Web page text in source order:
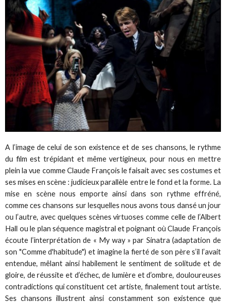
A l’image de celui de son existence et de ses chansons, le rythme
du film est trépidant et même vertigineux, pour nous en mettre
plein la vue comme Claude François le faisait avec ses costumes et
ses mises en scène : judicieux parallèle entre le fond et la forme. La
mise en scène nous emporte ainsi dans son rythme effréné,
comme ces chansons sur lesquelles nous avons tous dansé un jour
ou l’autre, avec quelques scènes virtuoses comme celle de l’Albert
Hall ou le plan séquence magistral et poignant où Claude François
écoute l’interprétation de « My way » par Sinatra (adaptation de
son "Comme d'habitude") et imagine la fierté de son père s’il l’avait
entendue, mêlant ainsi habilement le sentiment de solitude et de
gloire, de réussite et d’échec, de lumière et d’ombre, douloureuses
contradictions qui constituent cet artiste, finalement tout artiste.
Ses chansons illustrent ainsi constamment son existence que